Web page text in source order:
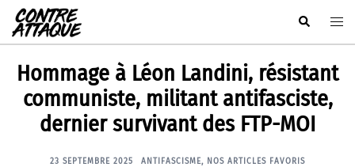
Aller
au
contenu
Rechercher
Hommage à Léon Landini, résistant
communiste, militant antifasciste,
dernier survivant des FTP-MOI
23 SEPTEMBRE 2025 ANTIFASCISME, NOS ARTICLES FAVORIS